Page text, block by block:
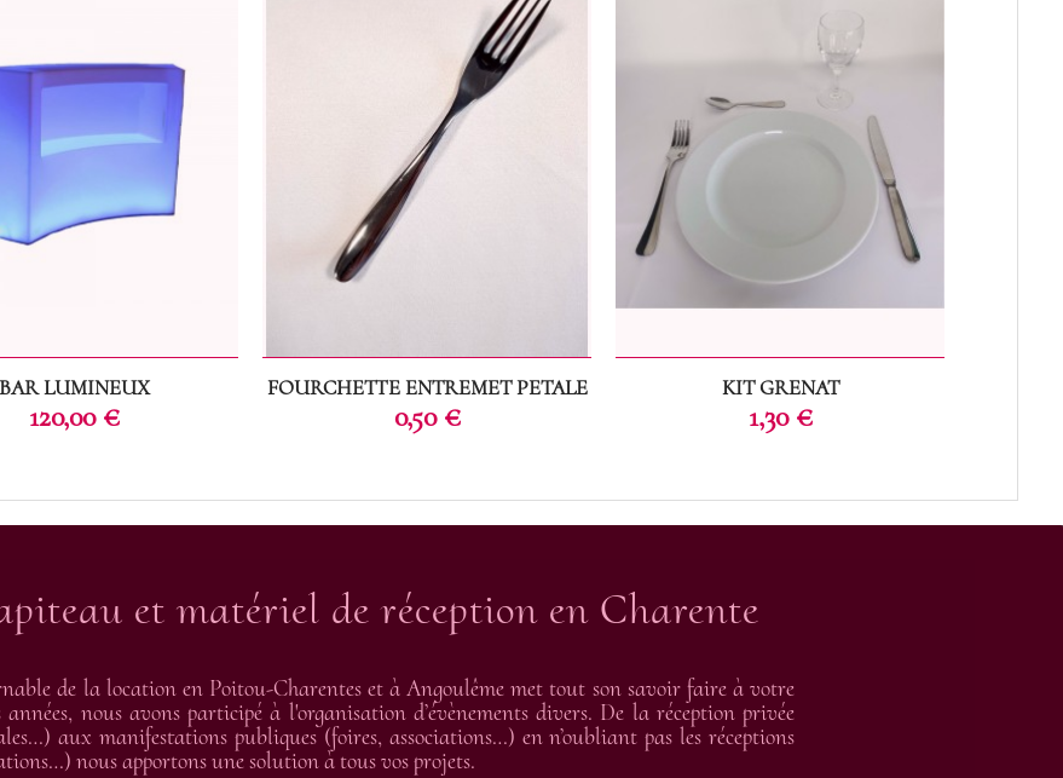
BAR LUMINEUX
Prix
120,00 €
FOURCHETTE ENTREMET PETALE
Prix
0,50 €
KIT GRENAT
Prix
1,30 €
et matériel de réception en Charente
de la location en Poitou-Charentes et à Angoulême met tout son savoir faire à votre
nous avons participé à l'organisation d’évènements divers. De la réception privée
aux manifestations publiques (foires, associations…) en n’oubliant pas les réceptions
nous apportons une solution à tous vos projets.